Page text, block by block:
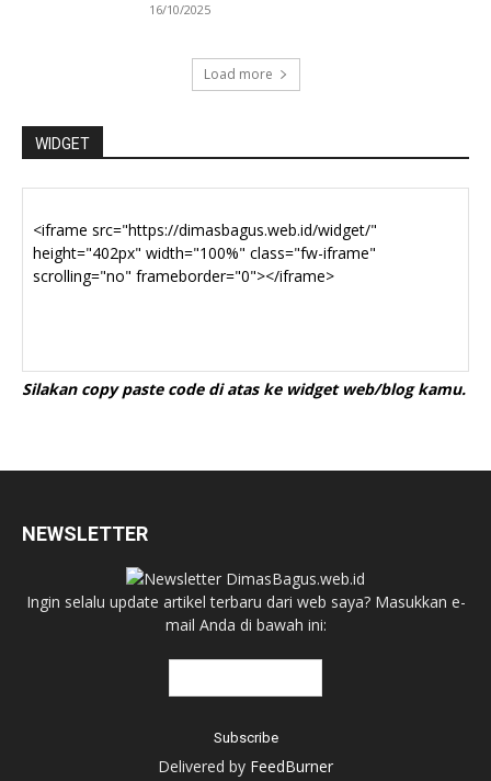
16/10/2025
Load more
WIDGET
Silakan copy paste code di atas ke widget web/blog kamu.
NEWSLETTER
Ingin selalu update artikel terbaru dari web saya? Masukkan e-
mail Anda di bawah ini:
Delivered by FeedBurner